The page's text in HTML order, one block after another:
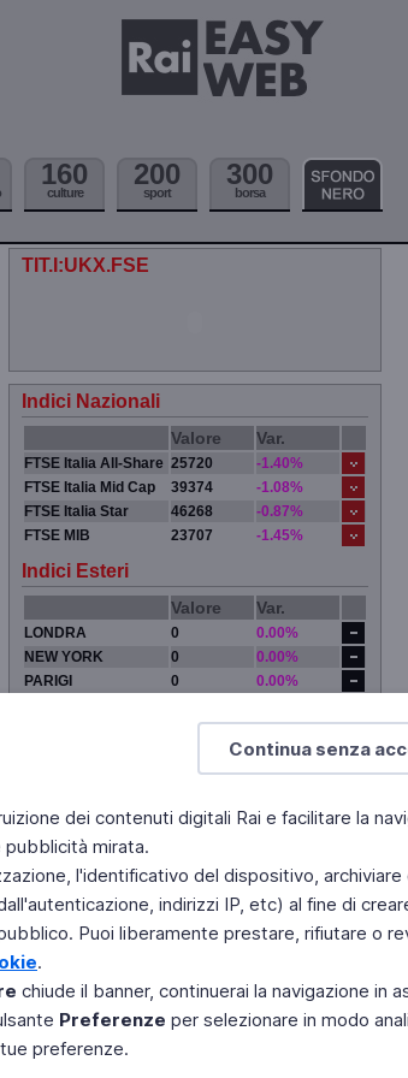
Continua senza
dei contenuti digitali Rai e facilitare la
mirata.
l'identificativo del dispositivo, archiviare
indirizzi IP, etc) al fine di
Puoi liberamente prestare, rifiutare o
.
chiude il banner, continuerai la navigazione in
Preferenze per selezionare in modo
preferenze.
160
culture
200
sport
300
borsa
TIT.I:UKX.FSE
Indici Nazionali
Valore Var.
FTSE Italia All-Share 25720
-1.40%
FTSE Italia Mid Cap
39374
-1.08%
FTSE Italia Star
46268
-0.87%
FTSE MIB
23707 -1.45%
Indici Esteri
Valore Var.
LONDRA 0
0.00%
NEW YORK
0
0.00%
PARIGI
0
0.00%